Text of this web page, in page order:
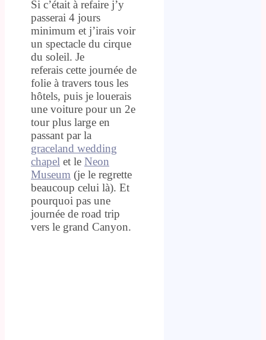
Si c’était à refaire j’y
passerai 4 jours
minimum et j’irais voir
un spectacle du cirque
du soleil. Je
referais cette journée de
folie à travers tous les
hôtels, puis je louerais
une voiture pour un 2e
tour plus large en
passant par la
graceland wedding
chapel et le Neon
Museum (je le regrette
beaucoup celui là). Et
pourquoi pas une
journée de road trip
vers le grand Canyon.